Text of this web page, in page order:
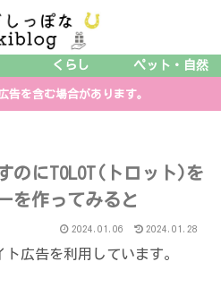
くらし ペット・自然
告を含む場合があります。
のにTOLOT(トロット)を
を作ってみると
2024.01.06 2024.01.28
広告を利用しています。